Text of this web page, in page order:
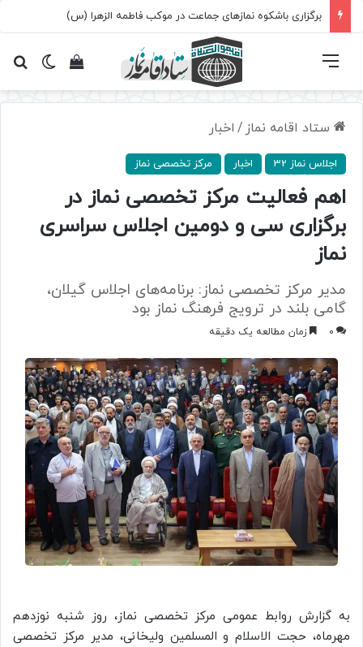
برگزاری باشکوه نمازهای جماعت در موکب فاطمه الزهرا (س)
تغییرمشاهده فهرست
ستاد اقامه نماز / اخبار
اجلاس نماز 32 اخبار مرکز تخصصی نماز
اهم فعالیت مرکز تخصصی نماز در
برگزاری سی و دومین اجلاس سراسری
نماز
مدیر مرکز تخصصی نماز: برنامه‌های اجلاس گیلان،
گامی بلند در ترویج فرهنگ نماز بود
0 زمان مطالعه یک دقیقه
به گزارش روابط عمومی مرکز تخصصی نماز، روز شنبه نوزدهم
مهرماه، حجت الاسلام و المسلمین ولیخانی، مدیر مرکز تخصصی